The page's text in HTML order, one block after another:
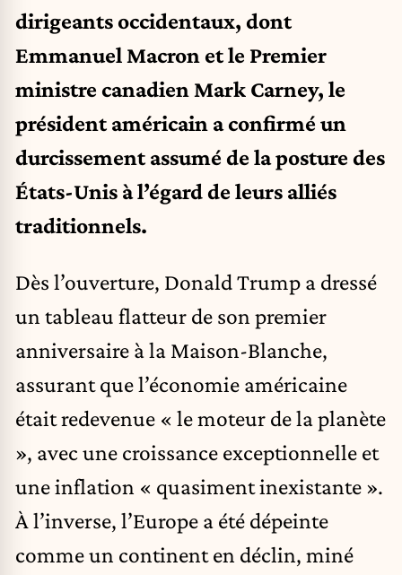
dirigeants occidentaux, dont
Emmanuel Macron et le Premier
ministre canadien Mark Carney, le
président américain a confirmé un
durcissement assumé de la posture des
États-Unis à l’égard de leurs alliés
traditionnels.
Dès l’ouverture, Donald Trump a dressé
un tableau flatteur de son premier
anniversaire à la Maison-Blanche,
assurant que l’économie américaine
était redevenue « le moteur de la planète
», avec une croissance exceptionnelle et
une inflation « quasiment inexistante ».
À l’inverse, l’Europe a été dépeinte
comme un continent en déclin, miné